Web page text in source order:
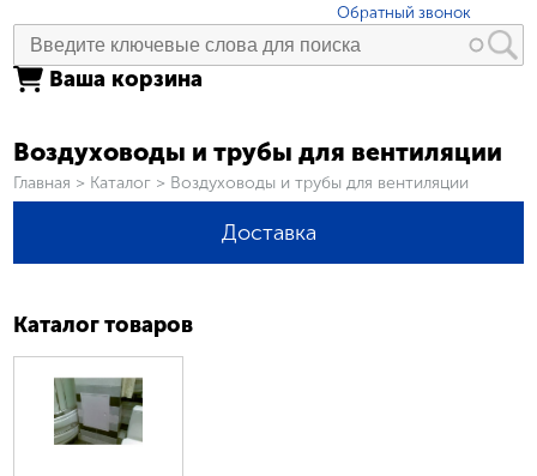
Обратный звонок
Ваша корзина
Воздуховоды и трубы для вентиляции
Вы здесь
Главная > Каталог > Воздуховоды и трубы для вентиляции
Доставка
Каталог товаров